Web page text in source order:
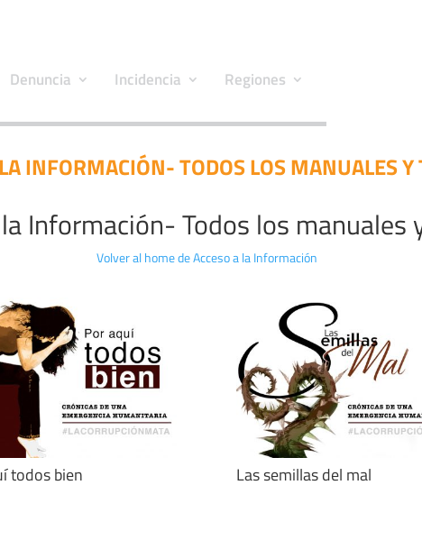
Denuncia Incidencia Regiones
INFORMACIÓN- TODOS LOS MANUALES Y
Información- Todos los manuales
Volver al home de Acceso a la Información
todos bien Las semillas del mal